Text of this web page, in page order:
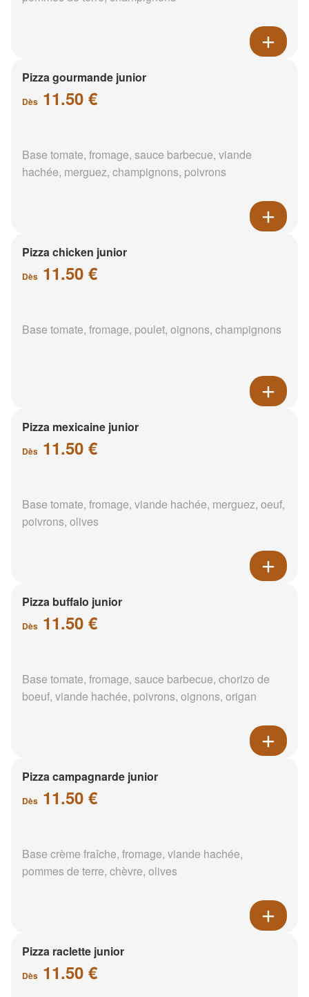
Pizza gourmande junior
Dès 11.50 €
Base tomate, fromage, sauce barbecue, viande
hachée, merguez, champignons, poivrons
Pizza chicken junior
Dès 11.50 €
Base tomate, fromage, poulet, oignons, champignons
Pizza mexicaine junior
Dès 11.50 €
Base tomate, fromage, viande hachée, merguez, oeuf,
poivrons, olives
Pizza buffalo junior
Dès 11.50 €
Base tomate, fromage, sauce barbecue, chorizo de
boeuf, viande hachée, poivrons, oignons, origan
Pizza campagnarde junior
Dès 11.50 €
Base crème fraîche, fromage, viande hachée,
pommes de terre, chèvre, olives
Pizza raclette junior
Dès 11.50 €